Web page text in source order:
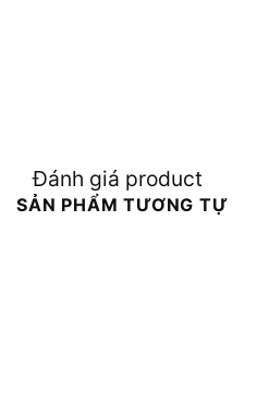
Đánh giá product
SẢN PHẨM TƯƠNG TỰ